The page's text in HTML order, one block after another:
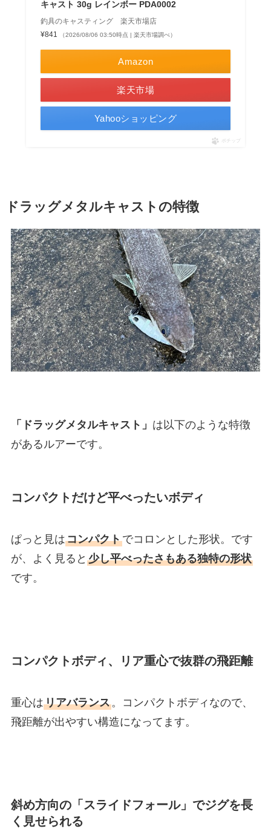
キャスト 30g レインボー PDA0002
釣具のキャスティング 楽天市場店
¥841
（2026/08/06 03:50時点 | 楽天市場調べ）
Amazon
楽天市場
Yahooショッピング
ポチップ
ドラッグメタルキャストの特徴
「ドラッグメタルキャスト」 は以下のような特徴
があるルアーです。
コンパクトだけど平べったいボディ
ぱっと見はコンパクトでコロンとした形状。です
が、よく見ると 少し平べったさもある独特の形状
です。
コンパクトボディ、リア重心で抜群の飛距離
重心はリアバランス。コンパクトボディなので、
飛距離が出やすい構造になってます。
斜め方向の「スライドフォール」でジグを長
く見せられる